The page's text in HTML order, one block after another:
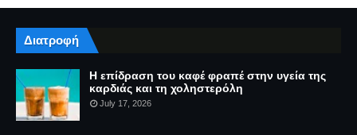
Διατροφή
Η επίδραση του καφέ φραπέ στην υγεία της
καρδιάς και τη χοληστερόλη
July 17, 2026